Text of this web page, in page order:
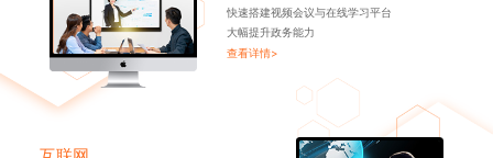
快速搭建视频会议与在线学习平台
大幅提升政务能力
查看详情>